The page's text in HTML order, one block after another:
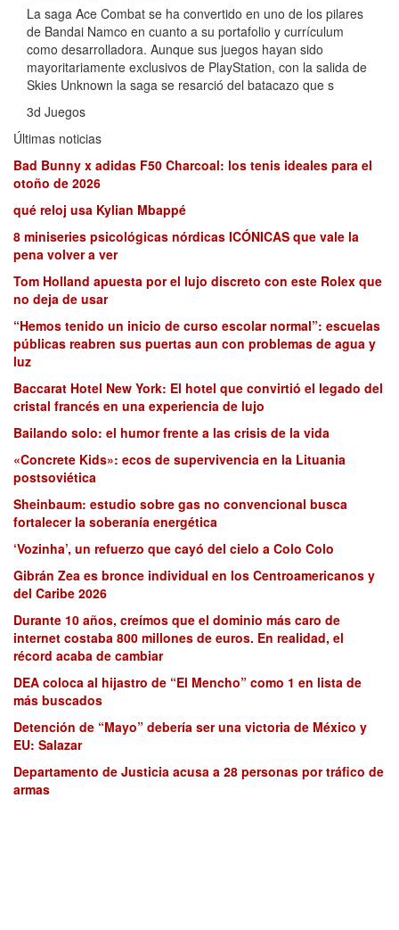
La saga Ace Combat se ha convertido en uno de los pilares
de Bandai Namco en cuanto a su portafolio y currículum
como desarrolladora. Aunque sus juegos hayan sido
mayoritariamente exclusivos de PlayStation, con la salida de
Skies Unknown la saga se resarció del batacazo que s
3d Juegos
Últimas noticias
Bad Bunny x adidas F50 Charcoal: los tenis ideales para el
otoño de 2026
qué reloj usa Kylian Mbappé
8 miniseries psicológicas nórdicas ICÓNICAS que vale la
pena volver a ver
Tom Holland apuesta por el lujo discreto con este Rolex que
no deja de usar
“Hemos tenido un inicio de curso escolar normal”: escuelas
públicas reabren sus puertas aun con problemas de agua y
luz
Baccarat Hotel New York: El hotel que convirtió el legado del
cristal francés en una experiencia de lujo
Bailando solo: el humor frente a las crisis de la vida
«Concrete Kids»: ecos de supervivencia en la Lituania
postsoviética
Sheinbaum: estudio sobre gas no convencional busca
fortalecer la soberanía energética
‘Vozinha’, un refuerzo que cayó del cielo a Colo Colo
Gibrán Zea es bronce individual en los Centroamericanos y
del Caribe 2026
Durante 10 años, creímos que el dominio más caro de
internet costaba 800 millones de euros. En realidad, el
récord acaba de cambiar
DEA coloca al hijastro de “El Mencho” como 1 en lista de
más buscados
Detención de “Mayo” debería ser una victoria de México y
EU: Salazar
Departamento de Justicia acusa a 28 personas por tráfico de
armas